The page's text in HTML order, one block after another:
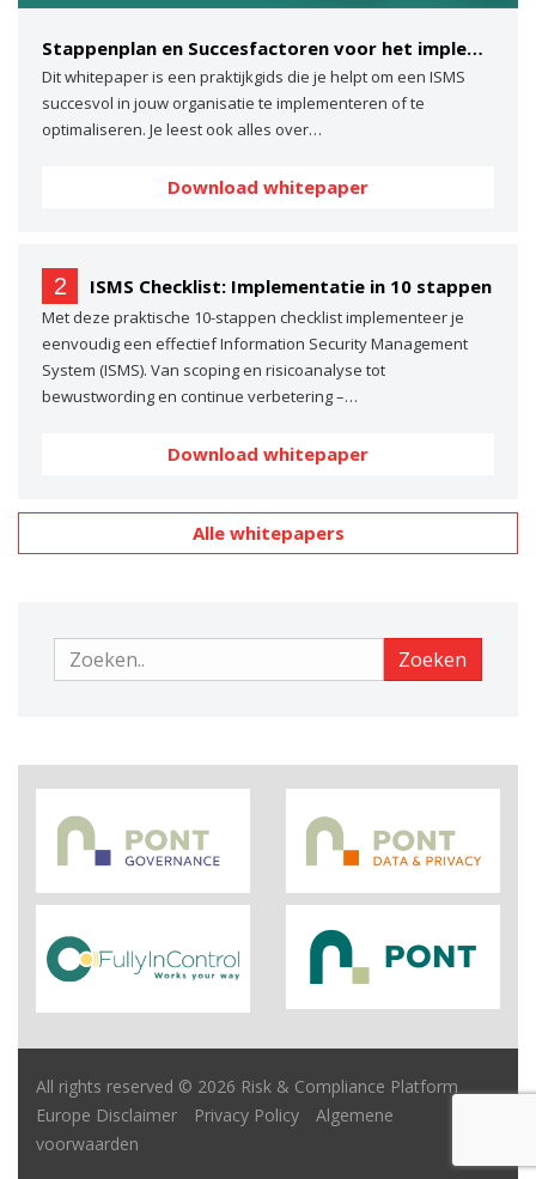
Stappenplan en Succesfactoren voor het implementeren van een ISMS
Dit whitepaper is een praktijkgids die je helpt om een ISMS
succesvol in jouw organisatie te implementeren of te
optimaliseren. Je leest ook alles over…
Download whitepaper
2 ISMS Checklist: Implementatie in 10 stappen
Met deze praktische 10-stappen checklist implementeer je
eenvoudig een effectief Information Security Management
System (ISMS). Van scoping en risicoanalyse tot
bewustwording en continue verbetering –…
Download whitepaper
Alle whitepapers
Zoeken Zoeken
All rights reserved © 2026 Risk & Compliance Platform
Europe Disclaimer Privacy Policy
Algemene
voorwaarden